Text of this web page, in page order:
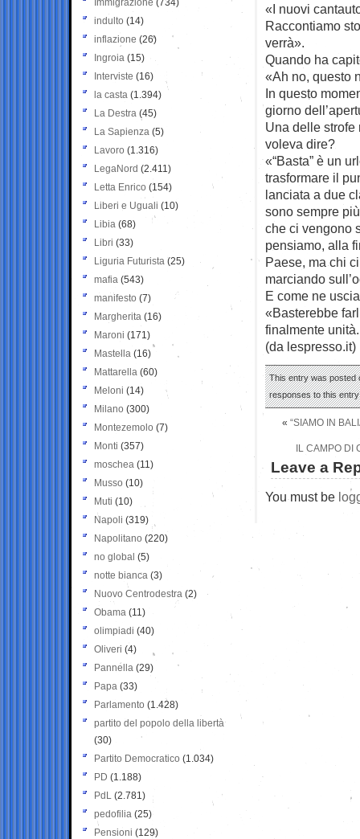
«I nuovi
Raccontiamo
verrà».
Quando ha
«Ah no, questo
In questo
giorno
Una delle strofe
voleva dire?
«“Basta” è un
trasformare il
lanciata a due
sono sempre
che ci vengono
pensiamo, alla
Paese, ma chi
marciando
E come ne
«Basterebbe
finalmente
(da lespresso.it)
This entry was posted
responses to this
« “SIAMO IN
IL CAMPO DI
Leave a
You must be
Immigrazione (734)
indulto (14)
inflazione (26)
Ingroia (15)
Interviste (16)
la casta (1.394)
La Destra (45)
La Sapienza (5)
Lavoro (1.316)
LegaNord (2.411)
Letta Enrico (154)
Liberi e Uguali (10)
Libia (68)
Libri (33)
Liguria Futurista (25)
mafia (543)
manifesto (7)
Margherita (16)
Maroni (171)
Mastella (16)
Mattarella (60)
Meloni (14)
Milano (300)
Montezemolo (7)
Monti (357)
moschea (11)
Musso (10)
Muti (10)
Napoli (319)
Napolitano (220)
no global (5)
notte bianca (3)
Nuovo Centrodestra (2)
Obama (11)
olimpiadi (40)
Oliveri (4)
Pannella (29)
Papa (33)
Parlamento (1.428)
partito del popolo della libertà
(30)
Partito Democratico (1.034)
PD (1.188)
PdL (2.781)
pedofilia (25)
Pensioni (129)